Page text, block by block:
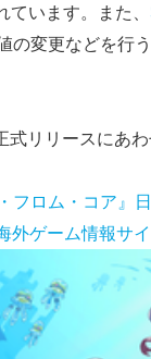
います。また、
の変更などを行
リリースにあ
フロム・コア』
外ゲーム情報サイ